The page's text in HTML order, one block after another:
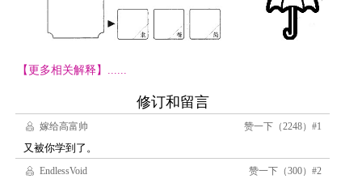
【更多相关解释】......